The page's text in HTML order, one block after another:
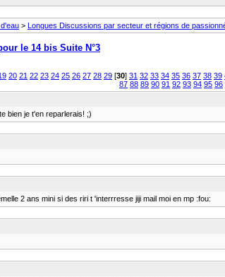
> Longues Discussions par secteur et régions de
le 14 bis Suite N°3
20 21 22 23 24 25 26 27 28 29 [30] 31 32 33 34 35 36 37 38 39
87 88 89 90 91 92 93 94 95 96
bien je t'en reparlerais! ;)
2 ans mini si des riri t 'interrresse jiji mail moi en mp :fou: